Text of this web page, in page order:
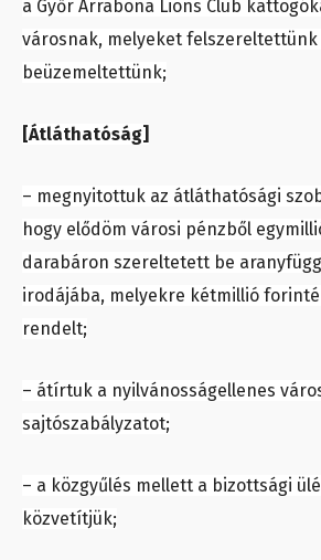
a Győr Arrabona Lions Club
városnak, melyeket felszereltettünk
beüzemeltettünk;
[Átláthatóság]
– megnyitottuk az átláthatósági
hogy elődöm városi pénzből
darabáron szereltetett be
irodájába, melyekre kétmillió
rendelt;
– átírtuk a nyilvánosságellenes
sajtószabályzatot;
– a közgyűlés mellett a bizottsági
közvetítjük;